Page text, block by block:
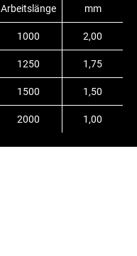
Arbeitslänge mm
1000 2,00
1250 1,75
1500 1,50
2000 1,00